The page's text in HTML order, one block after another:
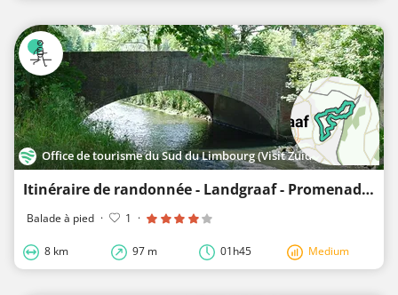
Office de tourisme du Sud du Limbourg (Visit Zuid-Limburg)
Itinéraire de randonnée - Landgraaf - Promenade réservoir d'eau
Balade à pied · 1 ·
8 km 97 m 01h45 Medium